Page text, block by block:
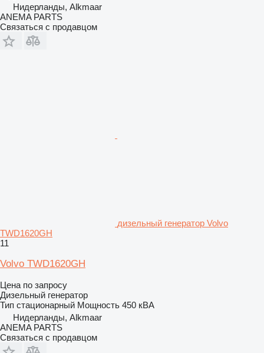
Нидерланды, Alkmaar
ANEMA PARTS
Связаться с продавцом
дизельный генератор Volvo
TWD1620GH
11
Volvo TWD1620GH
Цена по запросу
Дизельный генератор
Тип стационарный Мощность 450 кВА
Нидерланды, Alkmaar
ANEMA PARTS
Связаться с продавцом